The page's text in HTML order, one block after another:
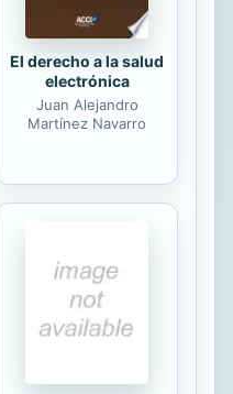
El derecho a la salud
electrónica
Juan Alejandro
Martínez Navarro